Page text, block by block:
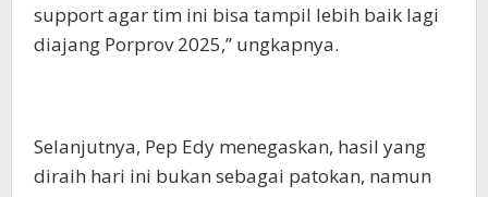
support agar tim ini bisa tampil lebih baik lagi
diajang Porprov 2025,” ungkapnya.
Selanjutnya, Pep Edy menegaskan, hasil yang
diraih hari ini bukan sebagai patokan, namun